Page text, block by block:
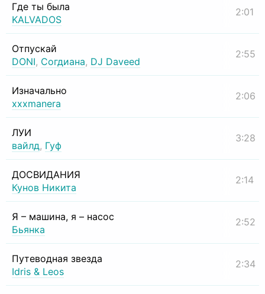
Где ты была
KALVADOS
2:01
Отпускай
DONI, Согдиана, DJ Daveed
2:55
Изначально
xxxmanera
2:06
ЛУИ
вайлд, Гуф
3:28
ДОСВИДАНИЯ
Кунов Никита
2:14
Я – машина, я – насос
Бьянка
2:52
Путеводная звезда
Idris & Leos
2:34